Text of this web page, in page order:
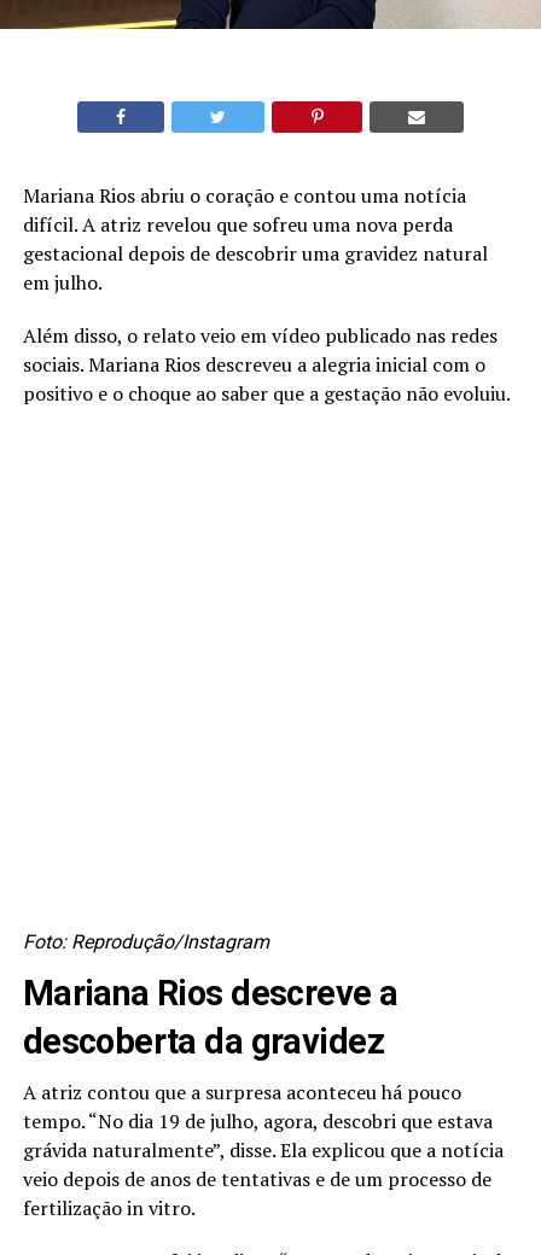
Mariana Rios abriu o coração e contou uma notícia
difícil. A atriz revelou que sofreu uma nova perda
gestacional depois de descobrir uma gravidez natural
em julho.
Além disso, o relato veio em vídeo publicado nas redes
sociais. Mariana Rios descreveu a alegria inicial com o
positivo e o choque ao saber que a gestação não evoluiu.
Foto: Reprodução/Instagram
Mariana Rios descreve a
descoberta da gravidez
A atriz contou que a surpresa aconteceu há pouco
tempo. “No dia 19 de julho, agora, descobri que estava
grávida naturalmente”, disse. Ela explicou que a notícia
veio depois de anos de tentativas e de um processo de
fertilização in vitro.